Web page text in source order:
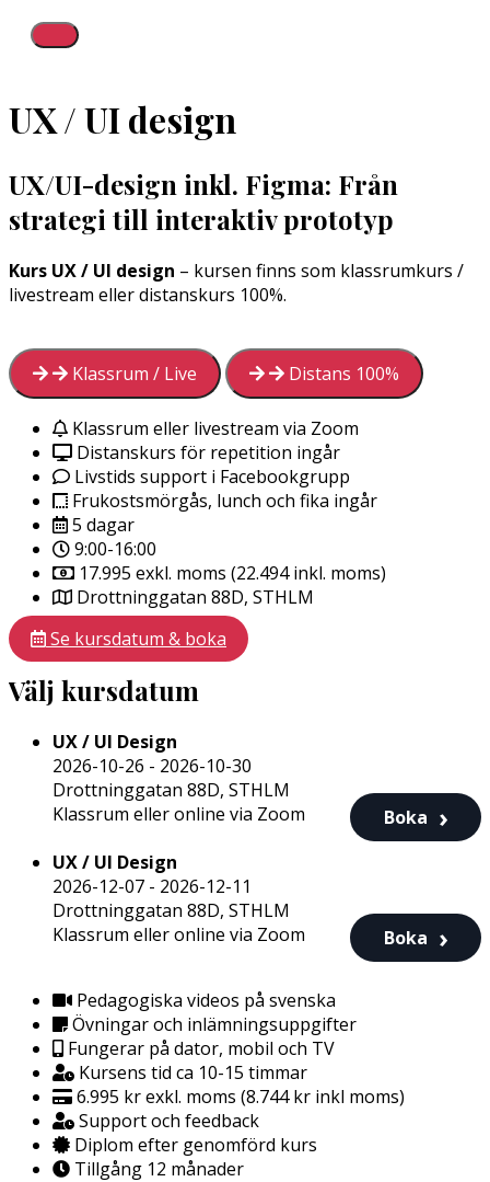
UX / UI design
UX/UI-design inkl. Figma: Från
strategi till interaktiv prototyp
Kurs UX / UI design – kursen finns som klassrumkurs /
livestream eller distanskurs 100%.
Klassrum / Live Distans 100%
Klassrum eller livestream via Zoom
Distanskurs för repetition ingår
Livstids support i Facebookgrupp
Frukostsmörgås, lunch och fika ingår
5 dagar
9:00-16:00
17.995 exkl. moms (22.494 inkl. moms)
Drottninggatan 88D, STHLM
Se kursdatum & boka
Välj kursdatum
UX / UI Design
2026-10-26 - 2026-10-30
Drottninggatan 88D, STHLM
Klassrum eller online via Zoom
Boka
UX / UI Design
2026-12-07 - 2026-12-11
Drottninggatan 88D, STHLM
Klassrum eller online via Zoom
Boka
Pedagogiska videos på svenska
Övningar och inlämningsuppgifter
Fungerar på dator, mobil och TV
Kursens tid ca 10-15 timmar
6.995 kr exkl. moms (8.744 kr inkl moms)
Support och feedback
Diplom efter genomförd kurs
Tillgång 12 månader